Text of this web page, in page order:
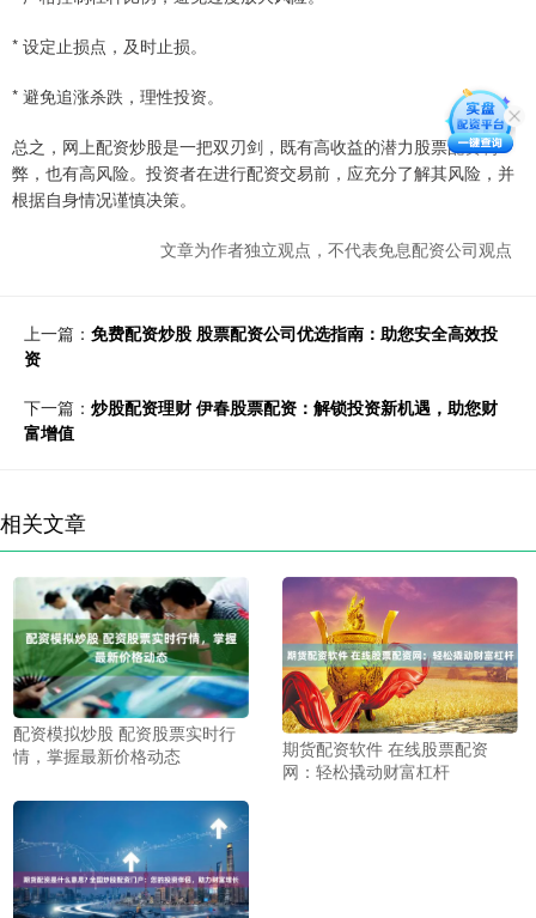
* 设定止损点，及时止损。
* 避免追涨杀跌，理性投资。
总之，网上配资炒股是一把双刃剑，既有高收益的潜力股票配资利
弊，也有高风险。投资者在进行配资交易前，应充分了解其风险，并
根据自身情况谨慎决策。
文章为作者独立观点，不代表免息配资公司观点
上一篇： 免费配资炒股 股票配资公司优选指南：助您安全高效投
资
下一篇： 炒股配资理财 伊春股票配资：解锁投资新机遇，助您财
富增值
相关文章
配资模拟炒股 配资股票实时行
情，掌握最新价格动态
期货配资软件 在线股票配资
网：轻松撬动财富杠杆